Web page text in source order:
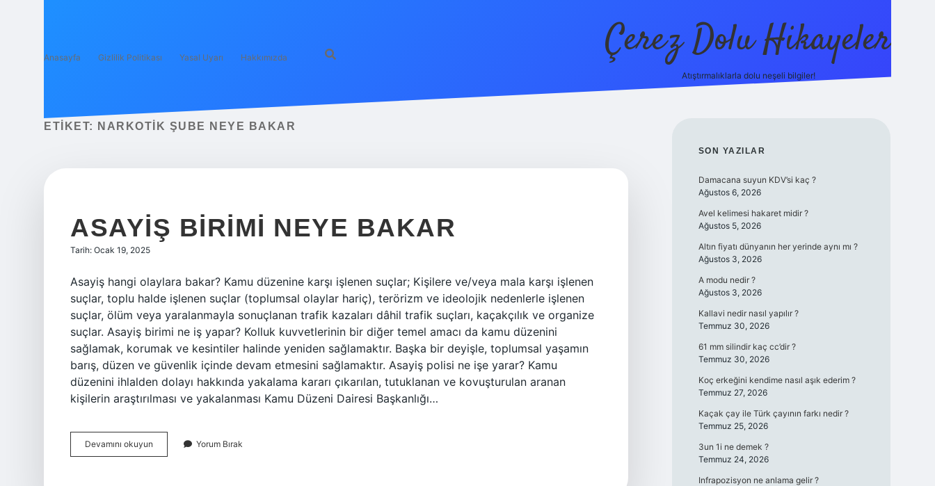
Anasayfa Gizlilik Politikası Yasal Uyarı Hakkımızda Çerez Dolu Hikayeler
Atıştırmalıklarla dolu neşeli bilgiler!
ETIKET: NARKOTIK ŞUBE NEYE BAKAR
ASAYIŞ BIRIMI NEYE BAKAR
Tarih: Ocak 19, 2025
Asayiş hangi olaylara bakar? Kamu düzenine karşı işlenen suçlar; Kişilere ve/veya mala karşı işlenen
suçlar, toplu halde işlenen suçlar (toplumsal olaylar hariç), terörizm ve ideolojik nedenlerle işlenen
suçlar, ölüm veya yaralanmayla sonuçlanan trafik kazaları dâhil trafik suçları, kaçakçılık ve organize
suçlar. Asayiş birimi ne iş yapar? Kolluk kuvvetlerinin bir diğer temel amacı da kamu düzenini
sağlamak, korumak ve kesintiler halinde yeniden sağlamaktır. Başka bir deyişle, toplumsal yaşamın
barış, düzen ve güvenlik içinde devam etmesini sağlamaktır. Asayiş polisi ne işe yarar? Kamu
düzenini ihlalden dolayı hakkında yakalama kararı çıkarılan, tutuklanan ve kovuşturulan aranan
kişilerin araştırılması ve yakalanması Kamu Düzeni Dairesi Başkanlığı…
Devamını okuyun
Birimi
Yorum Bırak
SIDEBAR
SON YAZILAR
Damacana suyun KDV’si kaç ?
Ağustos 6, 2026
Avel kelimesi hakaret midir ?
Ağustos 5, 2026
Altın fiyatı dünyanın her yerinde aynı mı ?
Ağustos 3, 2026
A modu nedir ?
Ağustos 3, 2026
Kallavi nedir nasıl yapılır ?
Temmuz 30, 2026
61 mm silindir kaç cc’dir ?
Temmuz 30, 2026
Koç erkeğini kendime nasıl aşık ederim ?
Temmuz 27, 2026
Kaçak çay ile Türk çayının farkı nedir ?
Temmuz 25, 2026
3un 1i ne demek ?
Temmuz 24, 2026
Infrapozisyon ne anlama gelir ?